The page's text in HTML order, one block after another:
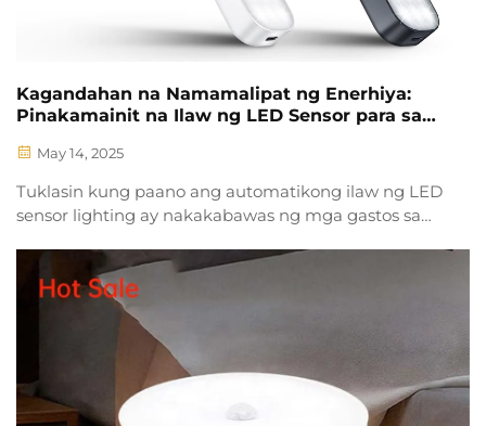
Kagandahan na Namamalipat ng Enerhiya:
Pinakamainit na Ilaw ng LED Sensor para sa
May 14, 2025
Tuklasin kung paano ang automatikong ilaw ng LED
sensor lighting ay nakakabawas ng mga gastos sa
sustentabilidad. Malaman ang mga pangunahing
katangian, mga opsyon sa pagpapabago, at mga
benepisyo ng ROI para sa mga enterprise. Basahin